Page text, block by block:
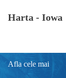
Harta - Iowa
Afla cele mai